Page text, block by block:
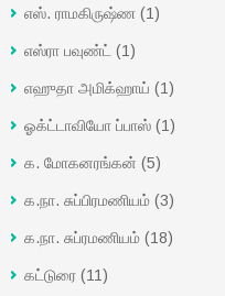
எஸ். ராமகிருஷ்ண (1)
எஸ்ரா பவுண்ட் (1)
எஹுதா அமிக்ஹாய் (1)
ஓக்ட்டாவியோ ப்பாஸ் (1)
க. மோகனரங்கன் (5)
க.நா. சுப்பிரமணியம் (3)
க.நா. சுப்ரமணியம் (18)
கட்டுரை (11)